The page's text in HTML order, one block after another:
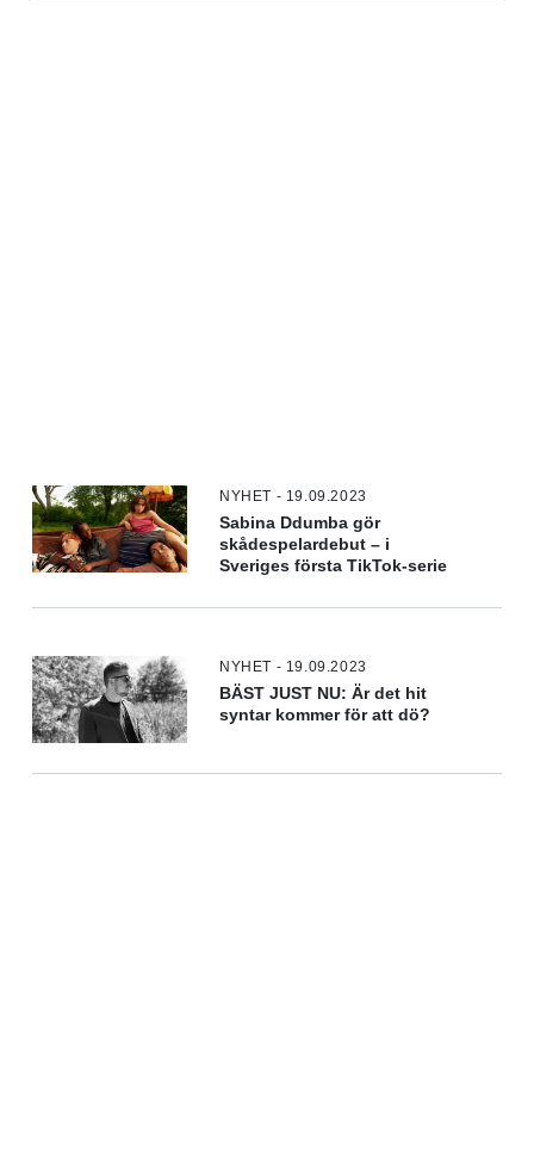
NYHET - 19.09.2023
Sabina Ddumba gör
skådespelardebut – i
Sveriges första TikTok-serie
NYHET - 19.09.2023
BÄST JUST NU: Är det hit
syntar kommer för att dö?